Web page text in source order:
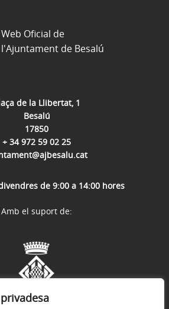
de la Llibertat, 1
Besalú
17850
+ 34 972 59 02 25
de 9:00 a 14:00 hores
Web Oficial de
l'Ajuntament de Besalú
Amb el suport de: